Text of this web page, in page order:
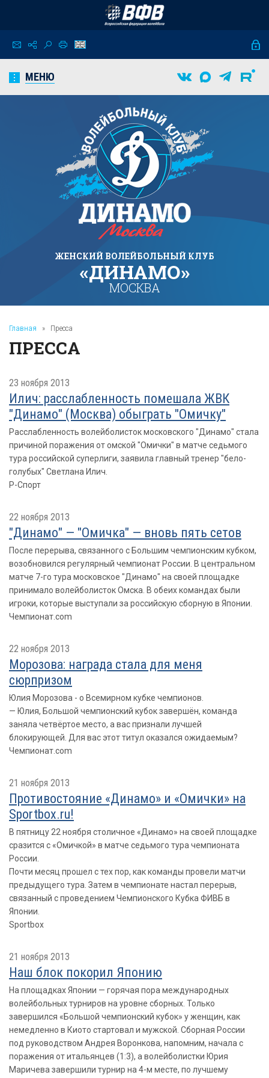
МЕНЮ
ЖЕНСКИЙ ВОЛЕЙБОЛЬНЫЙ КЛУБ
«ДИНАМО»
МОСКВА
Главная » Пресса
ПРЕССА
23 ноября 2013
Илич: расслабленность помешала ЖВК
"Динамо" (Москва) обыграть "Омичку"
Расслабленность волейболисток московского "Динамо" стала
причиной поражения от омской "Омички" в матче седьмого
тура российской суперлиги, заявила главный тренер "бело-
голубых" Светлана Илич.
Р-Спорт
22 ноября 2013
"Динамо" — "Омичка" — вновь пять сетов
После перерыва, связанного с Большим чемпионским кубком,
возобновился регулярный чемпионат России. В центральном
матче 7-го тура московское "Динамо" на своей площадке
принимало волейболисток Омска. В обеих командах были
игроки, которые выступали за российскую сборную в Японии.
Чемпионат.com
22 ноября 2013
Морозова: награда стала для меня
сюрпризом
Юлия Морозова - о Всемирном кубке чемпионов.
— Юлия, Большой чемпионский кубок завершён, команда
заняла четвёртое место, а вас признали лучшей
блокирующей. Для вас этот титул оказался ожидаемым?
Чемпионат.com
21 ноября 2013
Противостояние «Динамо» и «Омички» на
Sportbox.ru!
В пятницу 22 ноября столичное «Динамо» на своей площадке
сразится с «Омичкой» в матче седьмого тура чемпионата
России.
Почти месяц прошел с тех пор, как команды провели матчи
предыдущего тура. Затем в чемпионате настал перерыв,
связанный с проведением Чемпионского Кубка ФИВБ в
Японии.
Sportbox
21 ноября 2013
Наш блок покорил Японию
На площадках Японии — горячая пора международных
волейбольных турниров на уровне сборных. Только
завершился «Большой чемпионский кубок» у женщин, как
немедленно в Киото стартовал и мужской. Сборная России
под руководством Андрея Воронкова, напомним, начала с
поражения от итальянцев (1:3), а волейболистки Юрия
Маричева завершили турнир на 4-м месте, по лучшему